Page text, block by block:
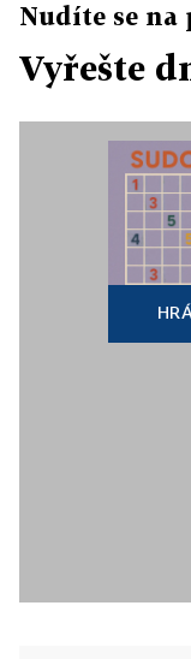
Nudíte se na
Vyřešte